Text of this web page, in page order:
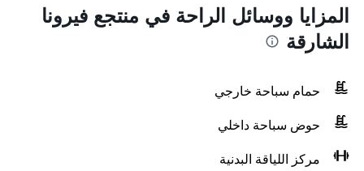
المزايا ووسائل الراحة في منتجع فيرونا
الشارقة
حمام سباحة خارجي
حوض سباحة داخلي
مركز اللياقة البدنية